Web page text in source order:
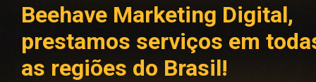
Beehave Marketing Digital,
prestamos serviços em
as regiões do Brasil!